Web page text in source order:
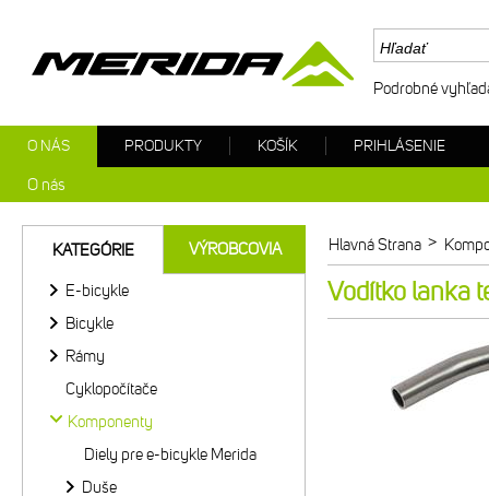
Hlavná Strana >
Vodítko lanka
KATEGÓRIE VÝROBCOVIA
E-bicykle
Bicykle
Rámy
Cyklopočítače
Komponenty
Diely pre e-bicykle Merida
Duše
Podrobné
O NÁS
O nás
PRODUKTY KOŠÍK PRIHLÁSENIE